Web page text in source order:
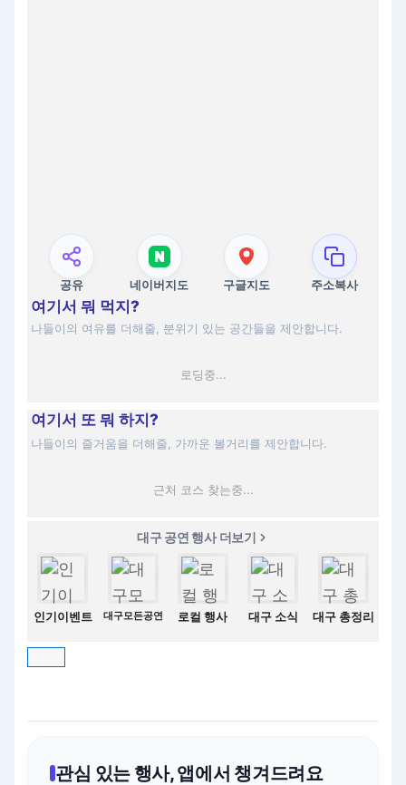
공유 네이버지도 구글지도 주소복사
여기서 뭐 먹지?
나들이의 여유를 더해줄, 분위기 있는 공간들을 제안합니다.
로딩중...
여기서 또 뭐 하지?
나들이의 즐거움을 더해줄, 가까운 볼거리를 제안합니다.
근처 코스 찾는중...
대구 공연 행사 더보기
인기이벤트 대구모든공연 로컬 행사 대구 소식 대구 총정리
관심 있는 행사, 앱에서 챙겨드려요